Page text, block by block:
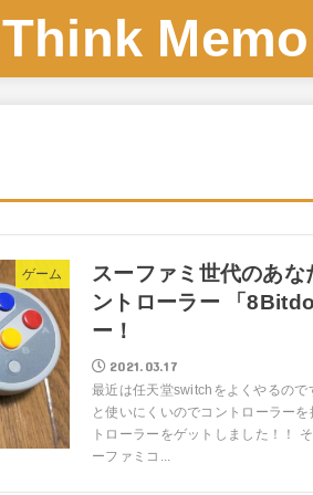
ゲーム
スーファミ世代のあ
ントローラー 「
ー！
2021.03.17
最近は任天堂switchをよくやるので
と使いにくいのでコントローラー
トローラーをゲットしました！！
ーファミコ...